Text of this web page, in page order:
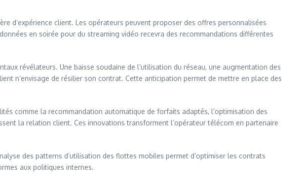
d’expérience client. Les opérateurs peuvent proposer des offres personnalisées
en soirée pour du streaming vidéo recevra des recommandations différentes
révélateurs. Une baisse soudaine de l’utilisation du réseau, une augmentation des
n’envisage de résilier son contrat. Cette anticipation permet de mettre en place des
comme la recommandation automatique de forfaits adaptés, l’optimisation des
la relation client. Ces innovations transforment l’opérateur télécom en partenaire
des patterns d’utilisation des flottes mobiles permet d’optimiser les contrats
aux politiques internes.